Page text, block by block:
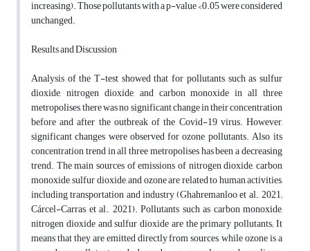
increasing).Those pollutants with a p-value <0.05 were considered
unchanged.
Results and Discussion
Analysis of the T-test showed that for pollutants such as sulfur
dioxide, nitrogen dioxide, and carbon monoxide in all three
metropolises, there was no significant change in their concentration
before and after the outbreak of the Covid-19 virus. However,
significant changes were observed for ozone pollutants.Also, its
concentration trend in all three metropolises has been a decreasing
trend.The main sources of emissions of nitrogen dioxide, carbon
monoxide, sulfur dioxide, and ozone are related to human activities,
including transportation and industry (Ghahremanloo et al., 2021;
Cárcel-Carras et al., 2021).Pollutants such as carbon monoxide,
nitrogen dioxide and sulfur dioxide are the primary pollutants;It
means that they are emitted directly from sources, while ozone is a